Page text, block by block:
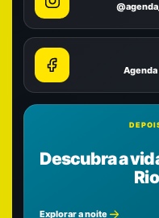
Agenda
Descubra a
Rio
Explorar a noite